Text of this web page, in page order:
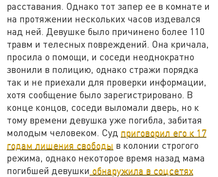
расставания. Однако тот запер ее в комнате и
на протяжении нескольких часов издевался
над ней. Девушке было причинено более 110
травм и телесных повреждений. Она кричала,
просила о помощи, и соседи неоднократно
звонили в полицию, однако стражи порядка
так и не приехали для проверки информации,
хотя сообщение было зарегистрировано. В
конце концов, соседи выломали дверь, но к
тому времени девушка уже погибла, забитая
молодым человеком. Суд приговорил его к 17
годам лишения свободы в колонии строгого
режима, однако некоторое время назад мама
погибшей девушки обнаружила в соцсетях